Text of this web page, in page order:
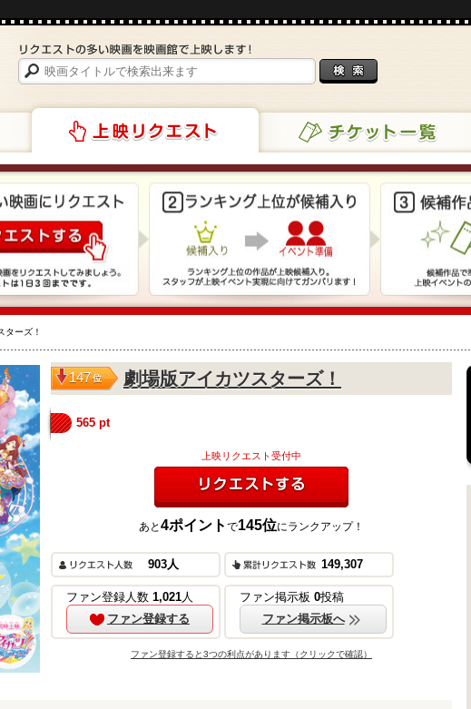
チケット一覧
ターズ！
147位 劇場版アイカツスターズ！
565 pt
上映リクエスト受付中
リクエストする
あと4ポイント で145位にランクアップ！
903人 149,307
ファン登録人数 1,021人
ファン登録する
ファン掲示板 0投稿
ファン掲示板へ
ファン登録すると3つの利点があります（クリックで確認）
ご購入はこちら